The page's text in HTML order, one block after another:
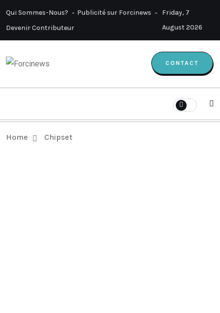
Qui Sommes-Nous?
Publicité sur Forcinews
Devenir Contributeur
Friday, 7
August 2026
CONTACT
Home Chipset